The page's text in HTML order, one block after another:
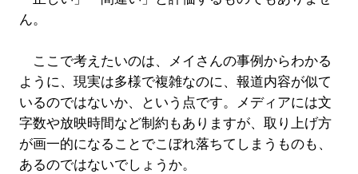
ん。
ここで考えたいのは、メイさんの事例からわかる
ように、現実は多様で複雑なのに、報道内容が似て
いるのではないか、という点です。メディアには文
字数や放映時間など制約もありますが、取り上げ方
が画一的になることでこぼれ落ちてしまうものも、
あるのではないでしょうか。